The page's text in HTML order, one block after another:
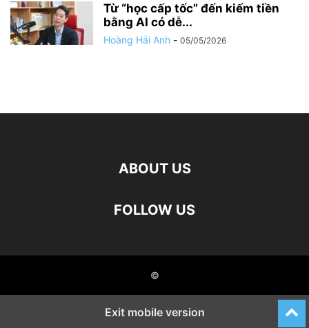
Từ “học cấp tốc” đến kiếm tiền
bằng AI có dễ...
Hoàng Hải Anh - 05/05/2026
ABOUT US
FOLLOW US
©
Exit mobile version